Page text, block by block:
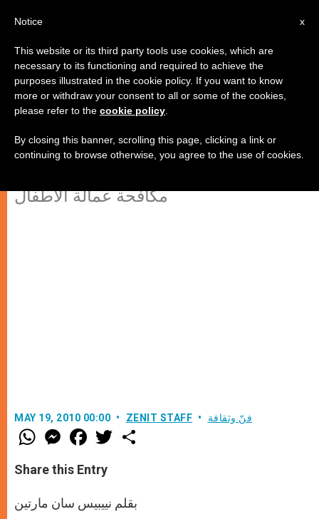
أكثر من 215 مليون طفل مضطر
للعمل في العالم
مكافحة عمالة الأطفال
MAY 19, 2010 00:00 ZENIT STAFF فنّ وثقافة
W
h
t
s
p
p
M
e
s
e
e
F
a
e
b
o
k
w
Share this Entry
بقلم نييبيس سان مارتين
x
Notice
This website or its third party tools use cookies, which are
necessary to its functioning and required to achieve the
purposes illustrated in the cookie policy. If you want to know
more or withdraw your consent to all or some of the cookies,
please refer to the cookie policy
By closing this banner, scrolling this page, clicking a link or
continuing to browse otherwise, you agree to the use of cookies.